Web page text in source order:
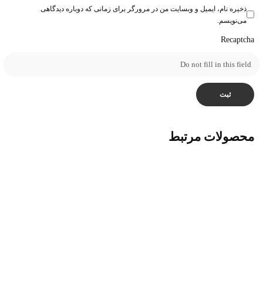
ذخیره نام، ایمیل و وبسایت من در مرورگر برای زمانی که دوباره دیدگاهی
می‌نویسم.
Recaptcha
محصولات مرتبط